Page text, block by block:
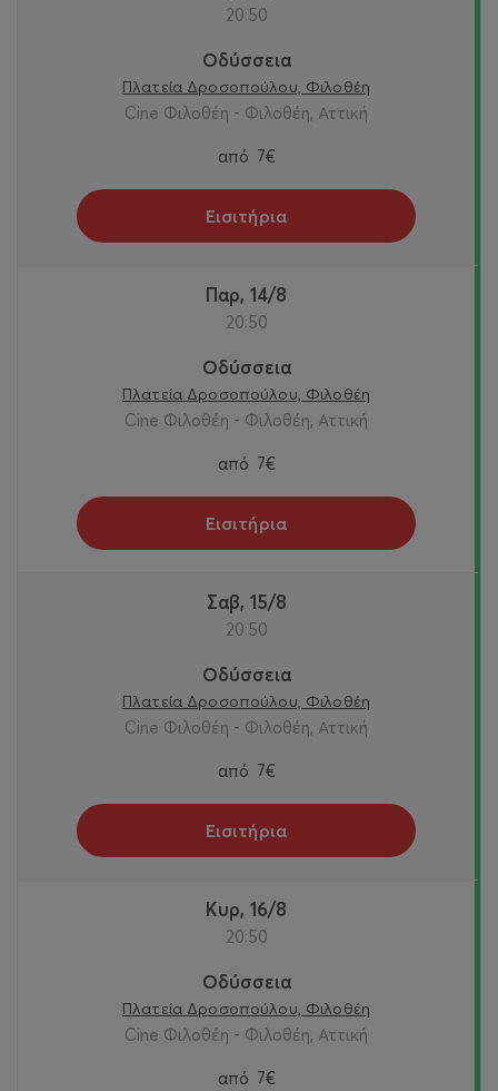
20:50
Οδύσσεια
Πλατεία Δροσοπούλου, Φιλοθέη
Cine Φιλοθέη - Φιλοθέη, Αττική
από 7€
Εισιτήρια
Παρ, 14/8
20:50
Οδύσσεια
Πλατεία Δροσοπούλου, Φιλοθέη
Cine Φιλοθέη - Φιλοθέη, Αττική
από 7€
Εισιτήρια
Σαβ, 15/8
20:50
Οδύσσεια
Πλατεία Δροσοπούλου, Φιλοθέη
Cine Φιλοθέη - Φιλοθέη, Αττική
από 7€
Εισιτήρια
Κυρ, 16/8
20:50
Οδύσσεια
Πλατεία Δροσοπούλου, Φιλοθέη
Cine Φιλοθέη - Φιλοθέη, Αττική
από 7€